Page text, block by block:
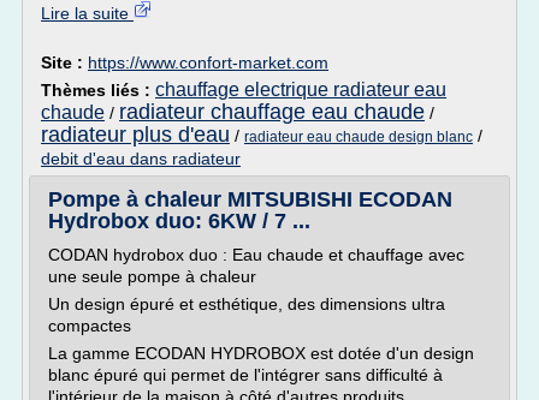
Lire la suite
Site : https://www.confort-market.com
Thèmes liés : chauffage electrique radiateur eau
chaude / radiateur chauffage eau chaude /
radiateur plus d'eau / radiateur eau chaude design blanc /
debit d'eau dans radiateur
Pompe à chaleur MITSUBISHI ECODAN
Hydrobox duo: 6KW / 7 ...
CODAN hydrobox duo : Eau chaude et chauffage avec
une seule pompe à chaleur
Un design épuré et esthétique, des dimensions ultra
compactes
La gamme ECODAN HYDROBOX est dotée d'un design
blanc épuré qui permet de l'intégrer sans difficulté à